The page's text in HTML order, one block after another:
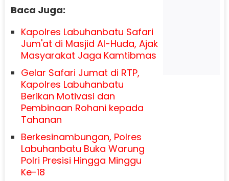
Baca Juga:
Kapolres Labuhanbatu Safari
Jum'at di Masjid Al-Huda, Ajak
Masyarakat Jaga Kamtibmas
Gelar Safari Jumat di RTP,
Kapolres Labuhanbatu
Berikan Motivasi dan
Pembinaan Rohani kepada
Tahanan
Berkesinambungan, Polres
Labuhanbatu Buka Warung
Polri Presisi Hingga Minggu
Ke-18